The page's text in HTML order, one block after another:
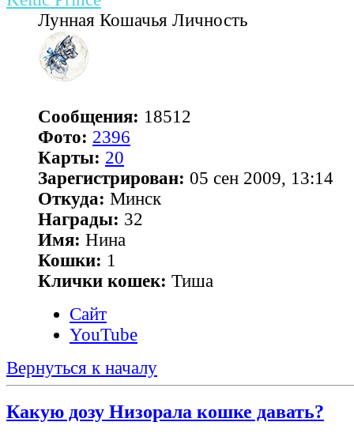
Лунная Кошачья Личность
Сообщения: 18512
Фото: 2396
Карты: 20
Зарегистрирован: 05 сен 2009, 13:14
Откуда: Минск
Награды: 32
Имя: Нина
Кошки: 1
Клички кошек: Тиша
Сайт
YouTube
Вернуться к началу
Какую дозу Низорала кошке давать?